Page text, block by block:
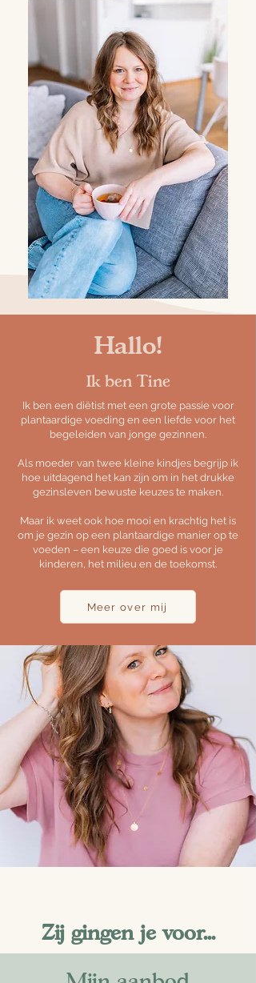
Hallo!
Ik ben Tine
Ik ben een diëtist met een grote passie voor
plantaardige voeding en een liefde voor het
begeleiden van jonge gezinnen.
Als moeder van twee kleine kindjes begrijp ik
hoe uitdagend het kan zijn om in het drukke
gezinsleven bewuste keuzes te maken.
Maar ik weet ook hoe mooi en krachtig het is
om je gezin op een plantaardige manier op te
voeden – een keuze die goed is voor je
kinderen, het milieu en de toekomst.
Meer over mij
Zij gingen je voor...